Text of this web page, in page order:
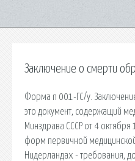
Заключение о смерти
Форма n 001-ГС/у.
это документ, содержащий
Минздрава СССР от 4
форм первичной
Нидерландах - требования,